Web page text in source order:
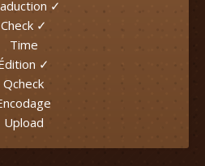
✓
Check ✓
Time
✓
Qcheck
Upload